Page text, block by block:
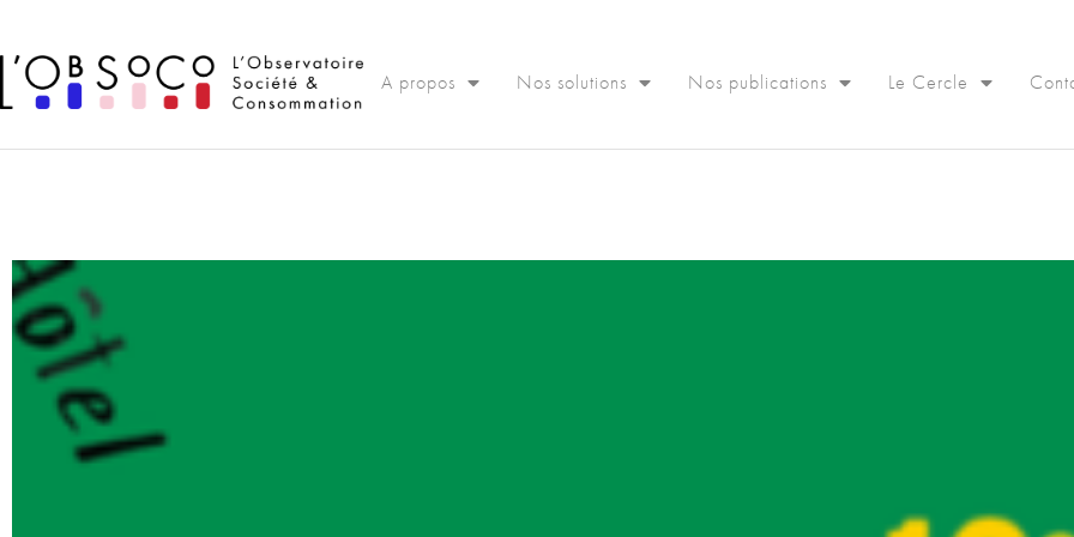
A propos Nos solutions Nos publications Le Cercle